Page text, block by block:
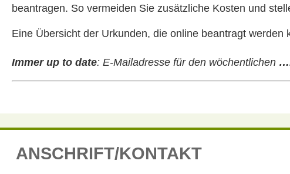
beantragen. So vermeiden Sie zusätzliche Kosten und
Eine Übersicht der Urkunden, die online beantragt werden
Immer up to date: E-Mailadresse für den wöchentlichen
ANSCHRIFT/KONTAKT